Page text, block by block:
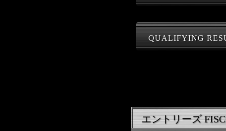
QUALIFYING
エントリーズ